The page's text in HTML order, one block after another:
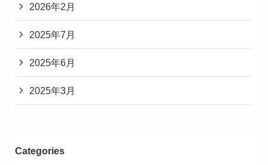
2026年2月
2025年7月
2025年6月
2025年3月
Categories